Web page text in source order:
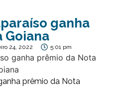
ganha
Goiana
24, 2022 5:01 pm